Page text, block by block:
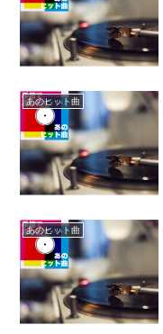
あのヒット曲
あのヒット曲